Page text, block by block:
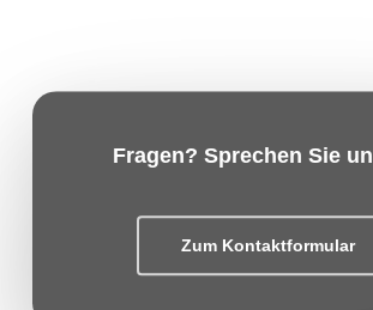
Fragen? Sprechen Sie
Zum Kontaktformular